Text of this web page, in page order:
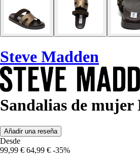
Steve Madden
Sandalias de mujer
Añadir una reseña
Desde
99,99 € 64,99 € -35%